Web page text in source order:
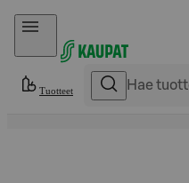
Hyppää sisältöön
Tuotteet